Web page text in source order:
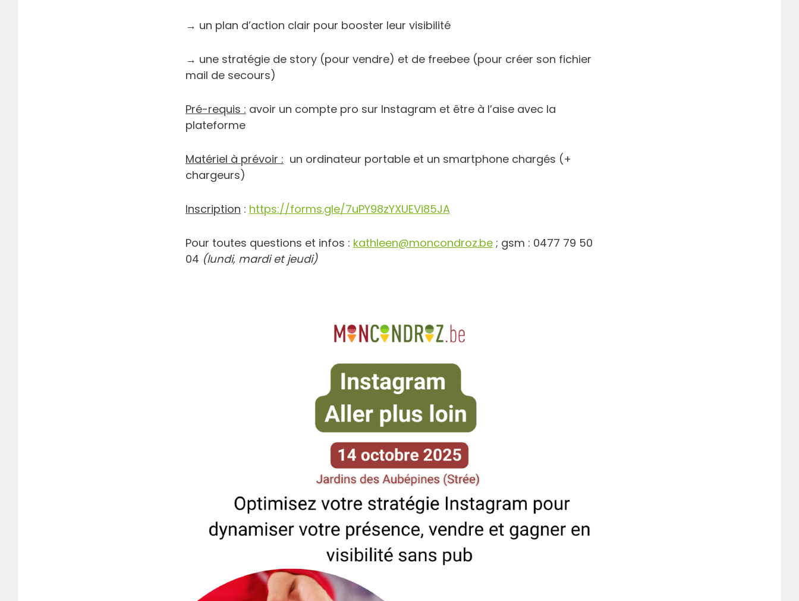
→ un plan d’action clair pour booster leur visibilité
→ une stratégie de story (pour vendre) et de freebee (pour créer son fichier
mail de secours)
Pré-requis : avoir un compte pro sur Instagram et être à l’aise avec la
plateforme
Matériel à prévoir : un ordinateur portable et un smartphone chargés (+
chargeurs)
Inscription : https://forms.gle/7uPY98zYXUEVi85JA
Pour toutes questions et infos : kathleen@moncondroz.be ; gsm : 0477 79 50
04 (lundi, mardi et jeudi)